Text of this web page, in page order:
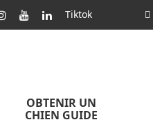
Tiktok
OBTENIR UN
CHIEN GUIDE